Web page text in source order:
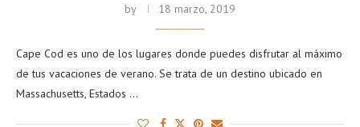
by 18 marzo, 2019
Cape Cod es uno de los lugares donde puedes disfrutar al máximo
de tus vacaciones de verano. Se trata de un destino ubicado en
Massachusetts, Estados …